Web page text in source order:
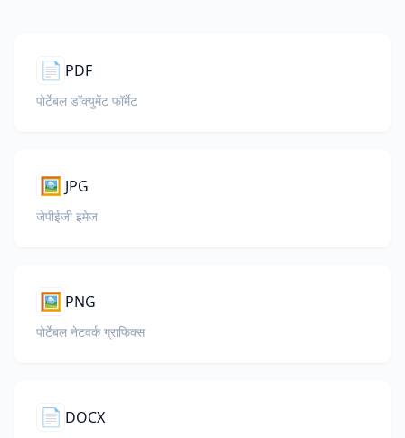
📄 PDF
पोर्टेबल डॉक्युमेंट फॉर्मेट
🖼️ JPG
जेपीईजी इमेज
🖼️ PNG
पोर्टेबल नेटवर्क ग्राफिक्स
📄 DOCX